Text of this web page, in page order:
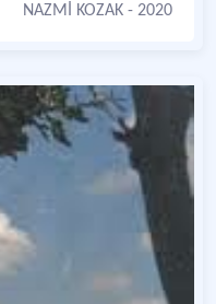
NAZMİ KOZAK - 2020